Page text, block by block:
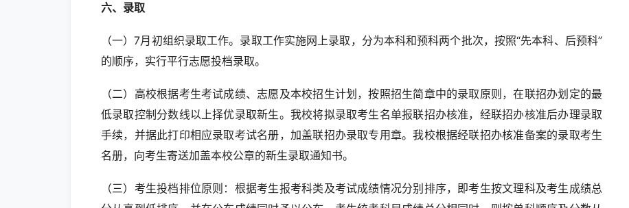
六、录取
（一）7月初组织录取工作。录取工作实施网上录取，分为本科和预科两个批次，按照“先本科、后预科”
的顺序，实行平行志愿投档录取。
（二）高校根据考生考试成绩、志愿及本校招生计划，按照招生简章中的录取原则，在联招办划定的最
低录取控制分数线以上择优录取新生。我校将拟录取考生名单报联招办核准，经联招办核准后办理录取
手续，并据此打印相应录取考试名册，加盖联招办录取专用章。我校根据经联招办核准备案的录取考生
名册，向考生寄送加盖本校公章的新生录取通知书。
（三）考生投档排位原则：根据考生报考科类及考试成绩情况分别排序，即考生按文理科及考生成绩总